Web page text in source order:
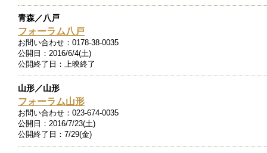
青森／八戸
フォーラム八戸
お問い合わせ： 0178-38-0035
公開日： 2016/6/4(土)
公開終了日： 上映終了
山形／山形
フォーラム山形
お問い合わせ： 023-674-0035
公開日： 2016/7/23(土)
公開終了日： 7/29(金)